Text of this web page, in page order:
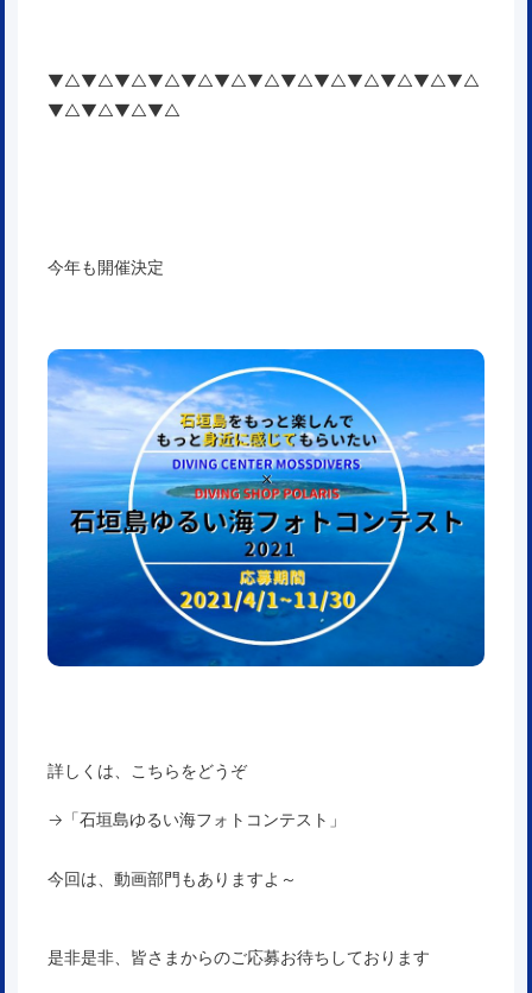
▼△▼△▼△▼△▼△▼△▼△▼△▼△▼△▼△▼△▼△
▼△▼△▼△▼△
今年も開催決定
詳しくは、こちらをどうぞ
→「石垣島ゆるい海フォトコンテスト 」
今回は、動画部門もありますよ～
是非是非、皆さまからのご応募お待ちしております